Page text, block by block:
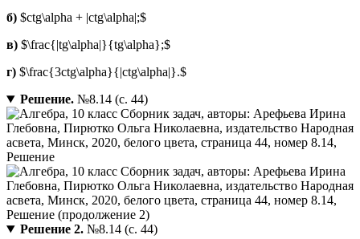
б) $ctg\alpha + |ctg\alpha|;$
в) $\frac{|tg\alpha|}{tg\alpha};$
г) $\frac{3ctg\alpha}{|ctg\alpha|}.$
Решение.№8.14 (с. 44)
Решение 2.№8.14 (с. 44)